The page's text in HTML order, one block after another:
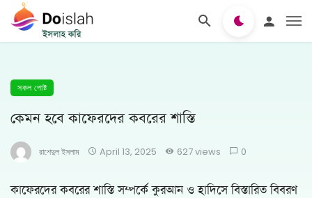
সকল পোষ্ট
কেমন হবে কাফেরদের কবরের শাস্তি
রাশেদুল ইসলাম April 13, 2025 627 views 0
কাফেরদের কবরের শাস্তি সম্পর্কে কুরআন ও হাদিসে বিস্তারিত বিবরণ